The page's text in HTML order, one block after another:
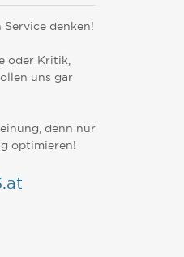
Service denken!
oder Kritik,
uns gar
denn nur
optimieren!